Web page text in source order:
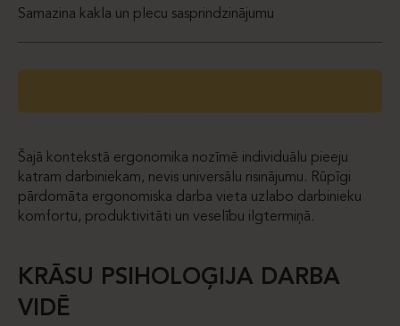
Samazina kakla un plecu sasprindzinājumu
Šajā kontekstā ergonomika nozīmē individuālu pieeju
katram darbiniekam, nevis universālu risinājumu. Rūpīgi
pārdomāta ergonomiska darba vieta uzlabo darbinieku
komfortu, produktivitāti un veselību ilgtermiņā.
KRĀSU PSIHOLOĢIJA DARBA
VIDĒ